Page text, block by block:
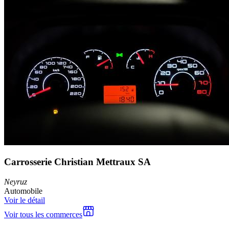
Carrosserie Christian Mettraux SA
Neyruz
Automobile
Voir le détail
Voir tous les commerces